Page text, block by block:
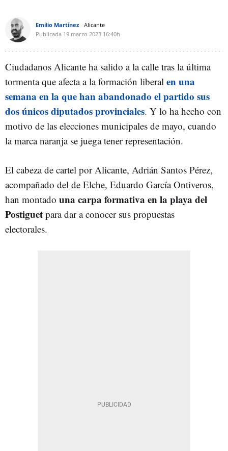
Emilio Martínez
Alicante
Publicada 19 marzo 2023 16:40h
Ciudadanos Alicante ha salido a la calle tras la última
tormenta que afecta a la formación liberal en una
semana en la que han abandonado el partido sus
dos únicos diputados provinciales. Y lo ha hecho con
motivo de las elecciones municipales de mayo, cuando
la marca naranja se juega tener representación.
El cabeza de cartel por Alicante, Adrián Santos Pérez,
acompañado del de Elche, Eduardo García Ontiveros,
han montado una carpa formativa en la playa del
Postiguet para dar a conocer sus propuestas
electorales.